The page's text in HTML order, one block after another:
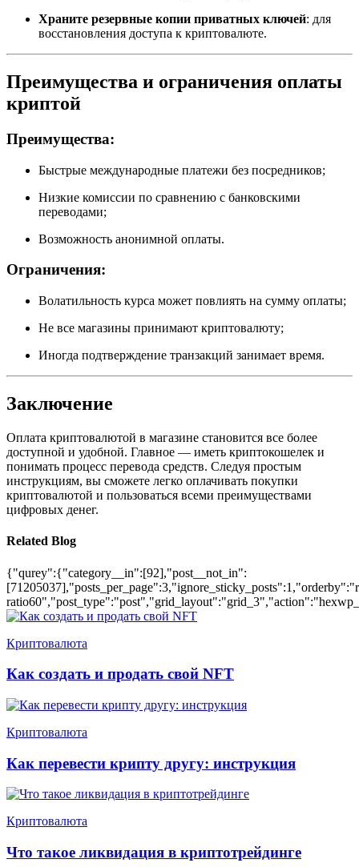
Храните резервные копии приватных ключей: для
восстановления доступа к криптовалюте.
Преимущества и ограничения оплаты
криптой
Преимущества:
Быстрые международные платежи без посредников;
Низкие комиссии по сравнению с банковскими
переводами;
Возможность анонимной оплаты.
Ограничения:
Волатильность курса может повлиять на сумму оплаты;
Не все магазины принимают криптовалюту;
Иногда подтверждение транзакций занимает время.
Заключение
Оплата криптовалютой в магазине становится все более
доступной и удобной. Главное — иметь криптокошелек и
понимать процесс перевода средств. Следуя простым
инструкциям, вы сможете легко оплачивать покупки
криптовалютой и пользоваться всеми преимуществами
цифровых денег.
Related Blog
{"qurey":{"category__in":[92],"post__not_in":
Криптовалюта
Как создать и продать свой NFT
Криптовалюта
Как перевести крипту другу: инструкция
Криптовалюта
Что такое ликвидация в криптотрейдинге